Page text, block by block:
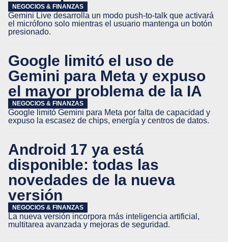
NEGOCIOS & FINANZAS
Gemini Live desarrolla un modo push-to-talk que activará
el micrófono solo mientras el usuario mantenga un botón
presionado.
Google limitó el uso de
Gemini para Meta y expuso
el mayor problema de la IA
NEGOCIOS & FINANZAS
Google limitó Gemini para Meta por falta de capacidad y
expuso la escasez de chips, energía y centros de datos.
Android 17 ya está
disponible: todas las
novedades de la nueva
versión
NEGOCIOS & FINANZAS
La nueva versión incorpora más inteligencia artificial,
multitarea avanzada y mejoras de seguridad.